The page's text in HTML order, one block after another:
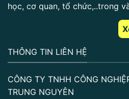
học, cơ quan, tổ chức,..trong
THÔNG TIN LIÊN HỆ
CÔNG TY TNHH CÔNG
TRUNG NGUYÊN